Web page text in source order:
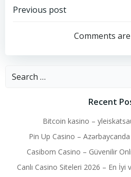
Post
navigation
Previous post
Comments
Search
Recent
Bitcoin kasino –
Pin Up Casino –
Casibom Casino – Güvenilir
Canlı Casino Siteleri 2026 – En İyi